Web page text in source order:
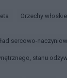
Orzechy włoskie
sercowo-
stanu